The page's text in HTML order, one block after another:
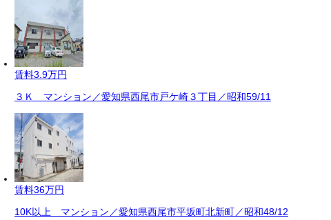
賃料3.9万円
３Ｋ マンション／愛知県西尾市戸ケ崎３丁目／昭和59/11
賃料36万円
10K以上 マンション／愛知県西尾市平坂町北新町／昭和48/12